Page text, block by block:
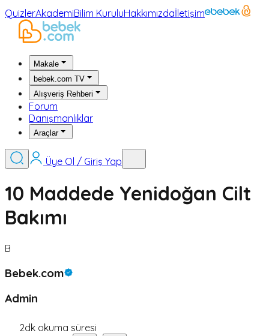
QuizlerAkademiBilim KuruluHakkımızdaİletişim
Makale
bebek.com TV
Alışveriş Rehberi
Forum
Danışmanlıklar
Araçlar
Üye Ol / Giriş Yap
10 Maddede Yenidoğan Cilt
Bakımı
B
Bebek.com
Admin
2dk okuma süresi